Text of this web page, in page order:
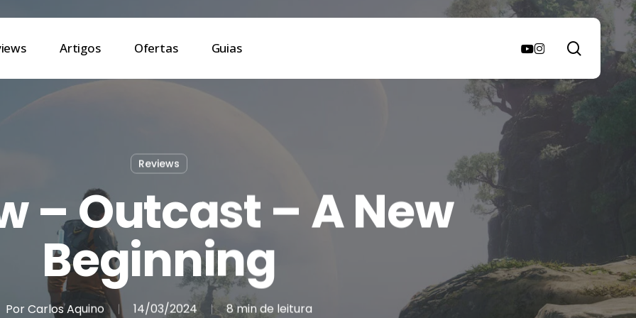
Artigos Ofertas Guias search
youtube
instagram
Reviews
– Outcast – A New
Beginning
PorCarlos Aquino 14/03/2024 8 min de leitura